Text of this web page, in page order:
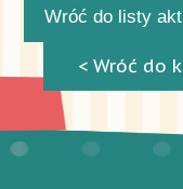
< Wróć do
Wróć do listy